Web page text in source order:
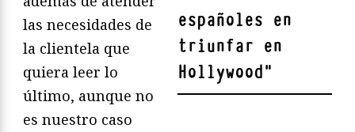
españoles en
triunfar en
Hollywood"
las necesidades de
la clientela que
quiera leer lo
último, aunque no
es nuestro caso